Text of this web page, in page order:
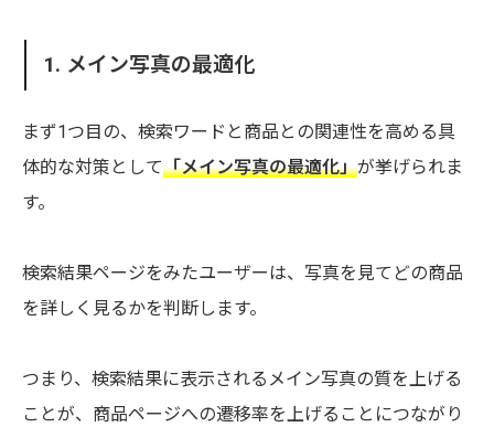
1. メイン写真の最適化
まず1つ目の、検索ワードと商品との関連性を高める具
体的な対策として「メイン写真の最適化」が挙げられま
す。
検索結果ページをみたユーザーは、写真を見てどの商品
を詳しく見るかを判断します。
つまり、検索結果に表示されるメイン写真の質を上げる
ことが、商品ページへの遷移率を上げることにつながり